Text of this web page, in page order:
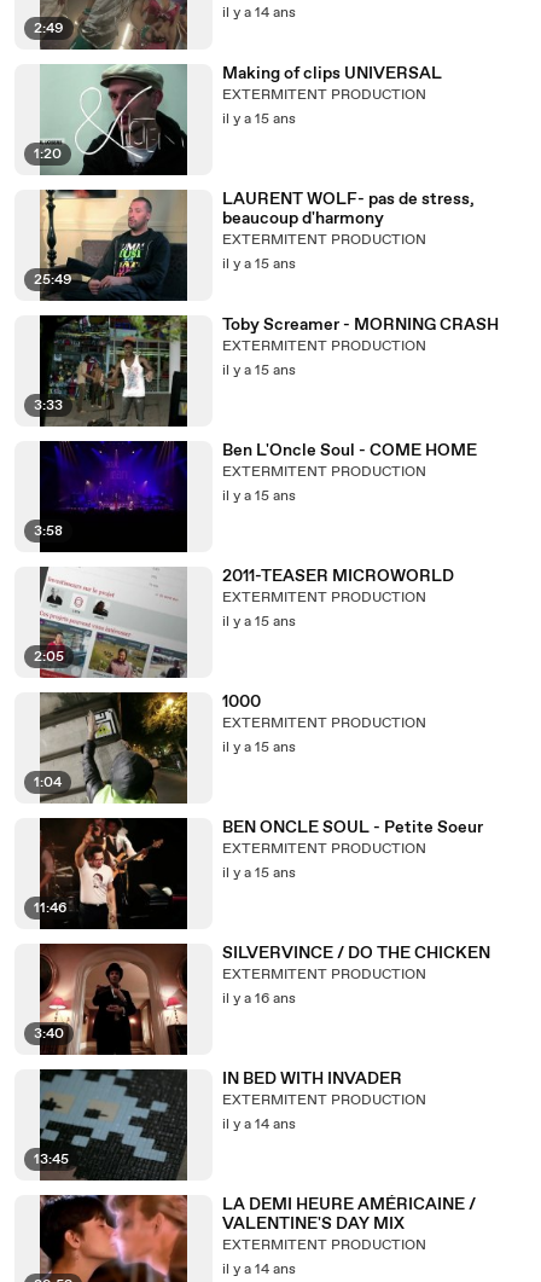
2:49
il y a 14 ans
1:20
Making of clips UNIVERSAL
EXTERMITENT PRODUCTION
il y a 15 ans
25:49
LAURENT WOLF- pas de stress,
beaucoup d'harmony
EXTERMITENT PRODUCTION
il y a 15 ans
3:33
Toby Screamer - MORNING CRASH
EXTERMITENT PRODUCTION
il y a 15 ans
3:58
Ben L'Oncle Soul - COME HOME
EXTERMITENT PRODUCTION
il y a 15 ans
2:05
2011-TEASER MICROWORLD
EXTERMITENT PRODUCTION
il y a 15 ans
1:04
1000
EXTERMITENT PRODUCTION
il y a 15 ans
11:46
BEN ONCLE SOUL - Petite Soeur
EXTERMITENT PRODUCTION
il y a 15 ans
3:40
SILVERVINCE / DO THE CHICKEN
EXTERMITENT PRODUCTION
il y a 16 ans
13:45
IN BED WITH INVADER
EXTERMITENT PRODUCTION
il y a 14 ans
LA DEMI HEURE AMÉRICAINE /
VALENTINE'S DAY MIX
EXTERMITENT PRODUCTION
il y a 14 ans